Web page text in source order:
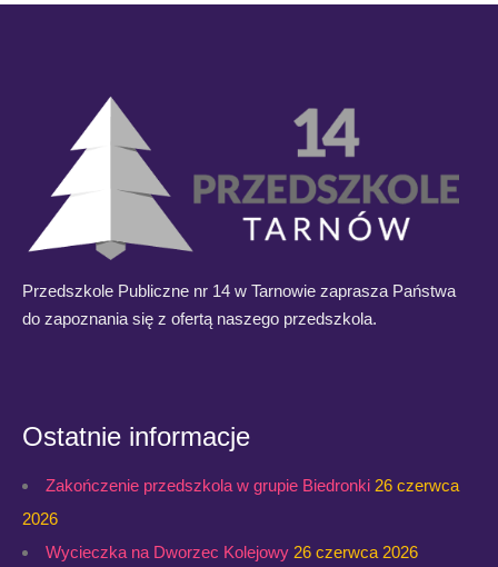
Przedszkole Publiczne nr 14 w Tarnowie zaprasza Państwa
do zapoznania się z ofertą naszego przedszkola.
Ostatnie informacje
Zakończenie przedszkola w grupie Biedronki 26 czerwca
2026
Wycieczka na Dworzec Kolejowy 26 czerwca 2026